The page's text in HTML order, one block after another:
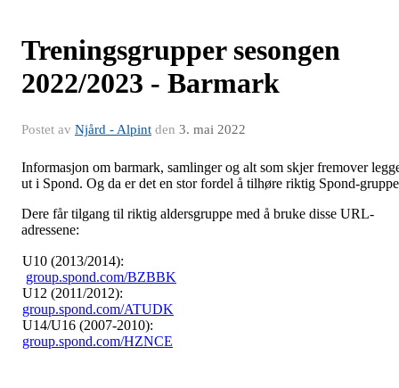
Treningsgrupper sesongen
2022/2023 - Barmark
Postet av Njård - Alpint den 3. mai 2022
Informasjon om barmark, samlinger og alt som skjer fremover
ut i Spond. Og da er det en stor fordel å tilhøre riktig Spond-gruppe
Dere får tilgang til riktig aldersgruppe med å bruke disse URL-
adressene:
U10 (2013/2014):
group.spond.com/BZBBK
U12 (2011/2012):
group.spond.com/ATUDK
U14/U16 (2007-2010):
group.spond.com/HZNCE